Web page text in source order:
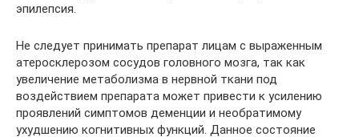
эпилепсия.
Не следует принимать препарат лицам с выраженным
атеросклерозом сосудов головного мозга, так как
увеличение метаболизма в нервной ткани под
воздействием препарата может привести к усилению
проявлений симптомов деменции и необратимому
ухудшению когнитивных функций. Данное состояние